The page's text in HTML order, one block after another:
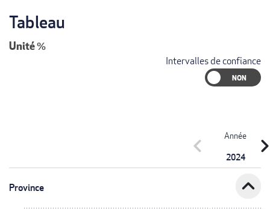
Tableau
Unité%
Intervalles de confiance
Année
2024
chevron_left
Province expand_less